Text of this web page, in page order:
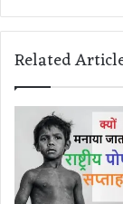
दि
ल
ह
की
स्कू
Related